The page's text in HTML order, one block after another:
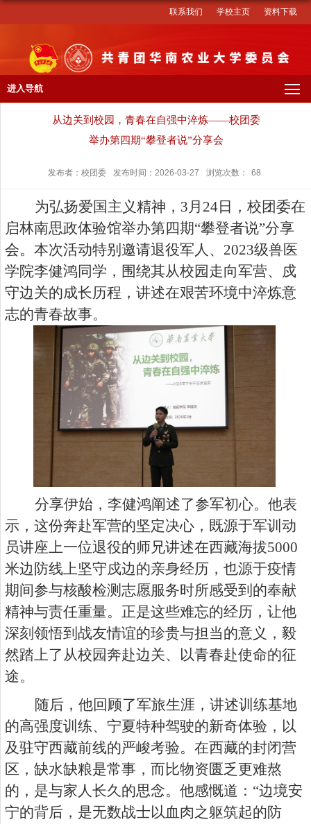
资料下载
学校主页
联系我们
进入导航
从边关到校园，青春在自强中淬炼——校团委
举办第四期“攀登者说”分享会
发布者：校团委 发布时间：2026-03-27 浏览次数： 68
为弘扬爱国主义精神，3月24日，校团委在
启林南思政体验馆举办第四期“攀登者说”分享
会。本次活动特别邀请退役军人、2023级兽医
学院李健鸿同学，围绕其从校园走向军营、戍
守边关的成长历程，讲述在艰苦环境中淬炼意
志的青春故事。
分享伊始，李健鸿阐述了参军初心。他表
示，这份奔赴军营的坚定决心，既源于军训动
员讲座上一位退役的师兄讲述在西藏海拔5000
米边防线上坚守戍边的亲身经历，也源于疫情
期间参与核酸检测志愿服务时所感受到的奉献
精神与责任重量。正是这些难忘的经历，让他
深刻领悟到战友情谊的珍贵与担当的意义，毅
然踏上了从校园奔赴边关、以青春赴使命的征
途。
随后，他回顾了军旅生涯，讲述训练基地
的高强度训练、宁夏特种驾驶的新奇体验，以
及驻守西藏前线的严峻考验。在西藏的封闭营
区，缺水缺粮是常事，而比物资匮乏更难熬
的，是与家人长久的思念。他感慨道：“边境安
宁的背后，是无数战士以血肉之躯筑起的防